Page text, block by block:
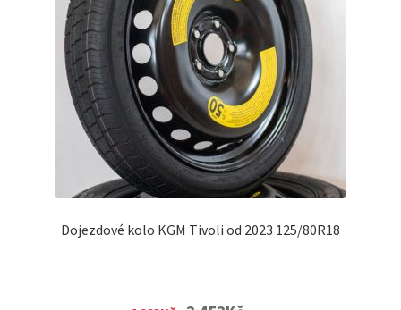
Dojezdové kolo KGM Tivoli od 2023 125/80R18